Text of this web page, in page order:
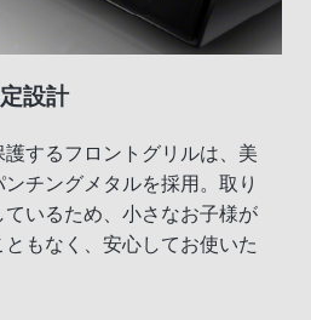
設計
するフロントグリルは、美
チングメタルを採用。取り
いるため、小さなお子様が
もなく、安心してお使いた